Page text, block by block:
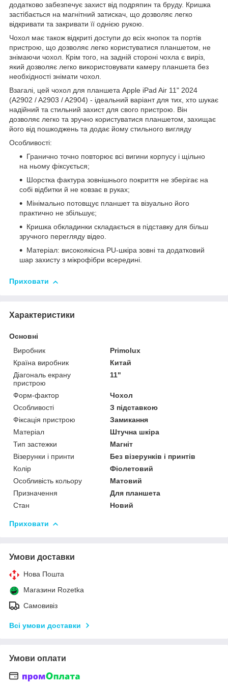
додатково забезпечує захист від подряпин та бруду. Кришка
застібається на магнітний затискач, що дозволяє легко
відкривати та закривати її однією рукою.
Чохол має також відкриті доступи до всіх кнопок та портів
пристрою, що дозволяє легко користуватися планшетом, не
знімаючи чохол. Крім того, на задній стороні чохла є виріз,
який дозволяє легко використовувати камеру планшета без
необхідності знімати чохол.
Взагалі, цей чохол для планшета Apple iPad Air 11" 2024
(A2902 / A2903 / A2904) - ідеальний варіант для тих, хто шукає
надійний та стильний захист для свого пристрою. Він
дозволяє легко та зручно користуватися планшетом, захищає
його від пошкоджень та додає йому стильного вигляду
Особливості:
Гранично точно повторює всі вигини корпусу і щільно
на ньому фіксується;
Шорстка фактура зовнішнього покриття не зберігає на
собі відбитки й не ковзає в руках;
Мінімально потовщує планшет та візуально його
практично не збільшує;
Кришка обкладинки складається в підставку для більш
зручного перегляду відео.
Матеріал: високоякісна PU-шкіра зовні та додатковий
шар захисту з мікрофібри всередині.
Приховати
Характеристики
Основні
Виробник
Primolux
Країна виробник
Китай
Діагональ екрану
пристрою
11"
Форм-фактор
Чохол
Особливості
З підставкою
Фіксація пристрою
Замикання
Матеріал
Штучна шкіра
Тип застежки
Магніт
Візерунки і принти
Без візерунків і принтів
Колір
Фіолетовий
Особливість кольору
Матовий
Призначення
Для планшета
Стан
Новий
Приховати
Умови доставки
Нова Пошта
Магазини Rozetka
Самовивіз
Всі умови доставки
Умови оплати